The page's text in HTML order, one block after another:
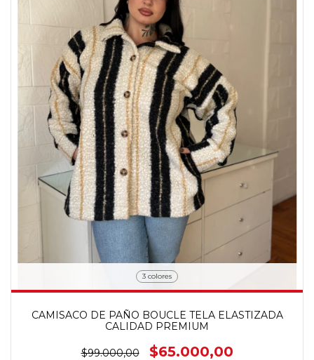
3 colores
CAMISACO DE PAÑO BOUCLE TELA ELASTIZADA
CALIDAD PREMIUM
$99.000,00 $65.000,00